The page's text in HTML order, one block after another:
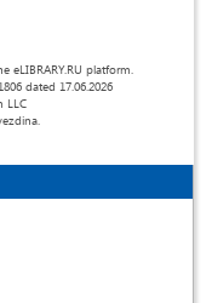
eLIBRARY.RU platform.
dated 17.06.2026
LLC